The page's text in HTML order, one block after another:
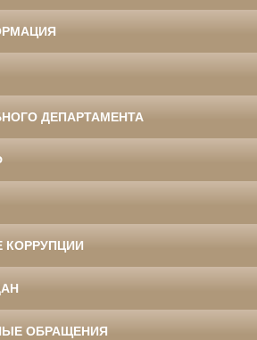
ДЕПАРТАМЕНТА
КОРРУПЦИИ
ОБРАЩЕНИЯ